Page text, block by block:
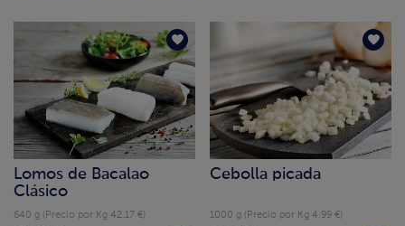
Lomos de Bacalao
Clásico
640 g (Precio por Kg 42.17 €)
Cebolla picada
1000 g (Precio por Kg 4.99 €)